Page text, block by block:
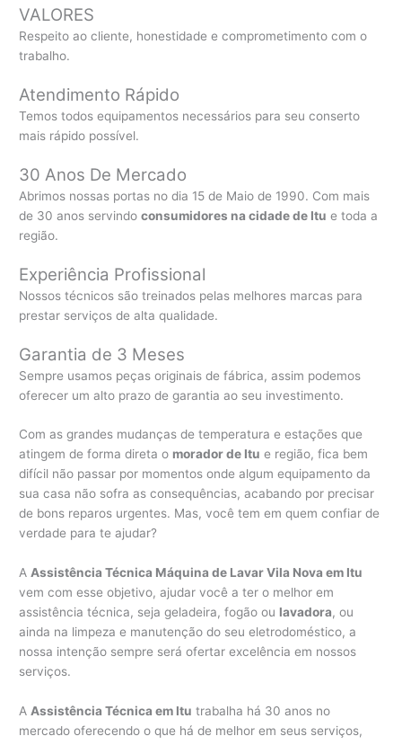
VALORES
Respeito ao cliente, honestidade e comprometimento com o
trabalho.
Atendimento Rápido
Temos todos equipamentos necessários para seu conserto
mais rápido possível.
30 Anos De Mercado
Abrimos nossas portas no dia 15 de Maio de 1990. Com mais
de 30 anos servindoconsumidores na cidade de Itu e toda a
região.
Experiência Profissional
Nossos técnicos são treinados pelas melhores marcas para
prestar serviços de alta qualidade.
Garantia de 3 Meses
Sempre usamos peças originais de fábrica, assim podemos
oferecer um alto prazo de garantia ao seu investimento.
Com as grandes mudanças de temperatura e estações que
atingem de forma direta o morador de Itu e região, fica bem
difícil não passar por momentos onde algum equipamento da
sua casa não sofra as consequências, acabando por precisar
de bons reparos urgentes. Mas, você tem em quem confiar de
verdade para te ajudar?
AAssistência Técnica Máquina de Lavar Vila Nova em Itu
vem com esse objetivo, ajudar você a ter o melhor em
assistência técnica, seja geladeira, fogão ou lavadora, ou
ainda na limpeza e manutenção do seu eletrodoméstico, a
nossa intenção sempre será ofertar excelência em nossos
serviços.
A Assistência Técnica em Itu trabalha há 30 anos no
mercado oferecendo o que há de melhor em seus serviços,